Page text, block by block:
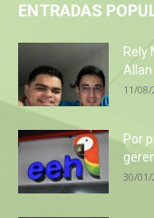
ENTRADAS
Rely
Allan
11/08/
Por
30/01/